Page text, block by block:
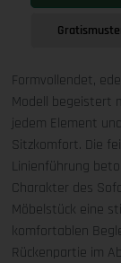
Formvollendet,
Modell begeistert
jedem Element
Sitzkomfort. Die
Linienführung
Charakter des
Möbelstück eine
komfortablen
Rückenpartie im